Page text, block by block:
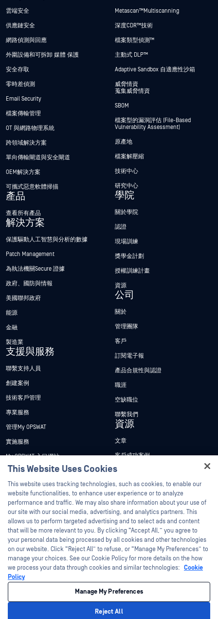
雲端安全
供應鏈安全
網路偵測與回應
外圍設備和可拆卸 媒體 保護
安全存取
零時差偵測
Email Security
檔案傳輸管理
OT 與網路物理系統
跨領域解決方案
單向傳輸閘道與安全閘道
OEM解決方案
可攜式惡意軟體掃描
產品
查看所有產品
解決方案
保護驅動人工智慧與分析的數據
Patch Management
為執法機關Secure 證據
政府、國防與情報
美國聯邦政府
能源
金融
製造業
支援與服務
聯繫支持人員
創建案例
技術客戶管理
專業服務
管理My OPSWAT
實施服務
My OPSWAT 入口網站
技術檔案
訓練
漏洞通報計畫
合作夥伴
認證
技術合作夥伴
管道合作夥伴計劃
Metascan™ Multiscanning
深度CDR™技術
檔案類型偵測™
主動式 DLP™
Adaptive Sandbox 自適應性沙箱
威脅情資
蒐集威脅情資
SBOM
檔案型的漏洞評估 (File-Based
Vulnerability Assessment)
原產地
檔案解壓縮
技術中心
研究中心
學院
關於學院
認證
現場訓練
獎學金計劃
授權訓練計畫
資源
公司
關於
管理團隊
客戶
訂閱電子報
產品合規性與認證
職涯
空缺職位
聯繫我們
資源
文章
客戶成功案例
新聞稿
新聞報導
網路研討會
產品型錄
白皮書
免費工具
©2026OPSWAT . 保留所有權利。OPSWAT、MetaDefender、Metascan、
MetaAccess、OPSWAT 、Trust no File. Trust No Device.、OPSWAT 、Protecting the
World's Critical Infrastructure、Deep CDR™ Technology、InQuest、InQuest標誌、
DFI、RetroHunt、Deep File Inspection 及 Join the Hunt 均為OPSWAT 之商標。第三
管理 Cookie 偏好
This Website Uses Cookies
This website uses tracking technologies, such as cookies, to enable our
website functionalities, to enhance user experience or to analyze
performance and traffic. We may also share information about your use of
our site with our social media, advertising, and analytics partners. This
allows us to perform targeted advertising and to select ads and content
that will be more relevant to you. By clicking “Accept All,” you agree to
your personal data being processed by all cookies and other technologies
on our website. Click “Reject All” to refuse, or “Manage My Preferences” to
manage your choices. See our Cookie Policy for more details on the how
we process your data through cookies and similar technologies: Cookie
Policy
Manage My Preferences
Reject All
Hey there!
I'm Ozzy, your OPSWAT virtual assistant.
How can I help you secure what's critical
today?